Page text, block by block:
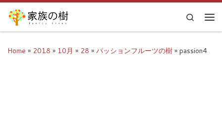
Skip to content
Search
Home » 2018 » 10月 » 28 » パッションフルーツの樹 » passion4